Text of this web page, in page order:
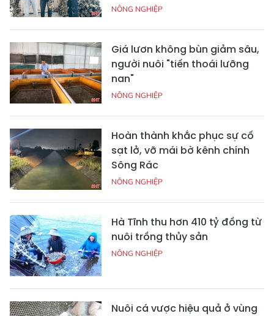
NÔNG NGHIỆP
Giá lươn không bùn giảm sâu,
người nuôi "tiến thoái lưỡng
nan"
NÔNG NGHIỆP
Hoàn thành khắc phục sự cố
sạt lở, vỡ mái bờ kênh chính
Sông Rác
NÔNG NGHIỆP
Hà Tĩnh thu hơn 410 tỷ đồng từ
nuôi trồng thủy sản
NÔNG NGHIỆP
Nuôi cá vược hiệu quả ở vùng